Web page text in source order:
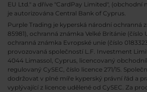
EU Ltd." a dříve "CardPay Limited", (obchodní
je autorizována Central Bank of Cyprus.
Purple Trading je kyperská národní ochranná
85981), ochranná známka Velké Británie (číslo
ochranná známka Evropské unie (číslo
provozovaná společností L.F. Investment
4044 Limassol, Cyprus, licencovaný
regulovaný CySEC, číslo licence 271/15.
dodržovat v plné míře kyperský právní řád a
vyplývající z licence udělené od CySEC. Za